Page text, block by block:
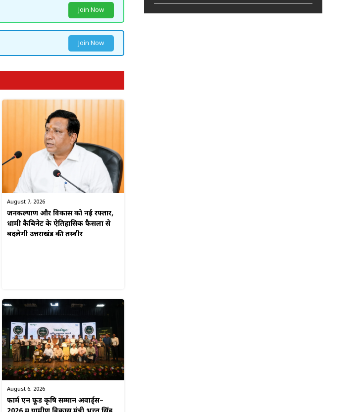
Join Now
Join Now
August 7, 2026
जनकल्याण और विकास को नई रफ्तार,
धामी कैबिनेट के ऐतिहासिक फैसलों से
बदलेगी उत्तराखंड की तस्वीर
August 6, 2026
फार्म एन फूड कृषि सम्मान अवार्ड्स–